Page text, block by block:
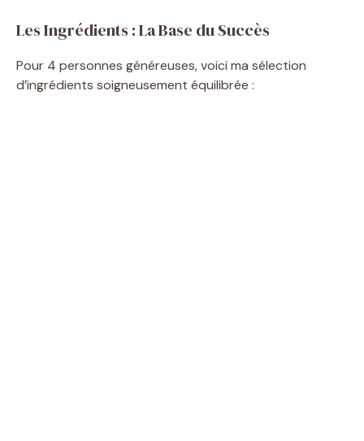
Les Ingrédients : La Base du Succès
Pour 4 personnes généreuses, voici ma sélection
d’ingrédients soigneusement équilibrée :